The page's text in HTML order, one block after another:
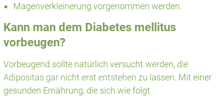
Magenverkleinerung vorgenommen werden.
Kann man dem Diabetes mellitus
vorbeugen?
Vorbeugend sollte natürlich versucht werden, die
Adipositas gar nicht erst entstehen zu lassen. Mit einer
gesunden Ernährung, die sich wie folgt